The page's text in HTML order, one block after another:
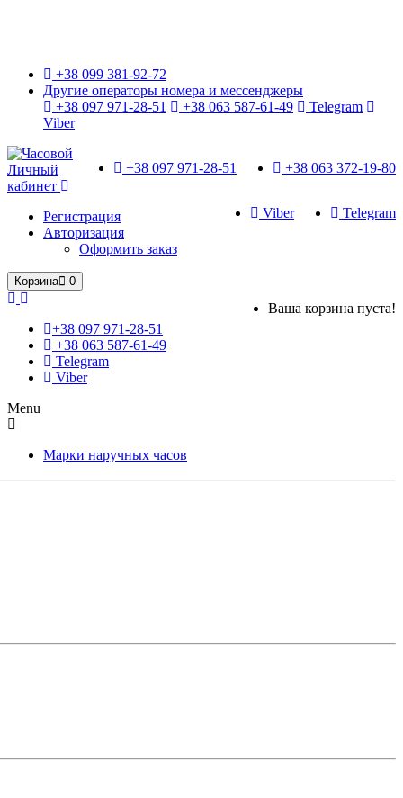
+38 099 381-92-72
Другие операторы номера и мессенджеры
+38 097 971-28-51
+38 063 587-61-49
Telegram
Viber
+38 063 372-19-80
+38 097 971-28-51
Telegram
Viber
Личный
кабинет
Регистрация
Авторизация
Оформить заказ
Корзина 0
Ваша корзина пуста!
+38 097 971-28-51
+38 063 587-61-49
Telegram
Viber
Menu
Марки наручных часов